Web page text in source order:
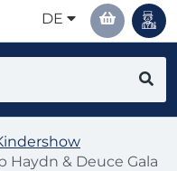
DE
Haydn & Deuce Gala